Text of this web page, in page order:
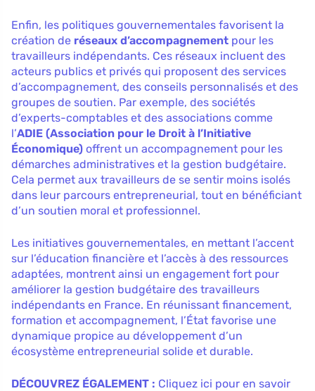
Enfin, les politiques gouvernementales favorisent la
création de réseaux d’accompagnement pour les
travailleurs indépendants. Ces réseaux incluent des
acteurs publics et privés qui proposent des services
d’accompagnement, des conseils personnalisés et des
groupes de soutien. Par exemple, des sociétés
d’experts-comptables et des associations comme
l’ADIE (Association pour le Droit à l’Initiative
Économique) offrent un accompagnement pour les
démarches administratives et la gestion budgétaire.
Cela permet aux travailleurs de se sentir moins isolés
dans leur parcours entrepreneurial, tout en bénéficiant
d’un soutien moral et professionnel.
Les initiatives gouvernementales, en mettant l’accent
sur l’éducation financière et l’accès à des ressources
adaptées, montrent ainsi un engagement fort pour
améliorer la gestion budgétaire des travailleurs
indépendants en France. En réunissant financement,
formation et accompagnement, l’État favorise une
dynamique propice au développement d’un
écosystème entrepreneurial solide et durable.
DÉCOUVREZ ÉGALEMENT : Cliquez ici pour en savoir